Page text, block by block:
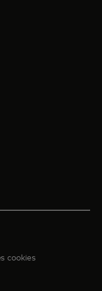
onglet
onglet
nouvel onglet
dans un nouvel onglet
un nouvel onglet
cookies